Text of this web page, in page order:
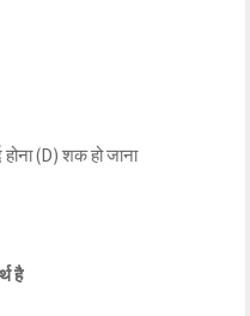
(D) शक हो जाना
है